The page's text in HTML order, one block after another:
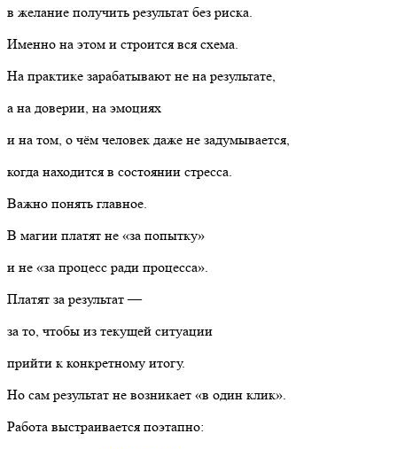
в желание получить результат без риска.
Именно на этом и строится вся схема.
На практике зарабатывают не на результате,
а на доверии, на эмоциях
и на том, о чём человек даже не задумывается,
когда находится в состоянии стресса.
Важно понять главное.
В магии платят не «за попытку»
и не «за процесс ради процесса».
Платят за результат —
за то, чтобы из текущей ситуации
прийти к конкретному итогу.
Но сам результат не возникает «в один клик».
Работа выстраивается поэтапно: